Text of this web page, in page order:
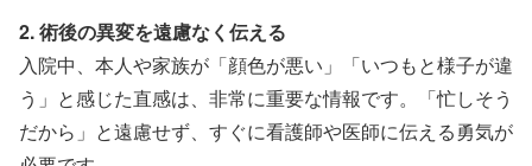
2. 術後の異変を遠慮なく伝える
入院中、本人や家族が「顔色が悪い」「いつもと様子が違
う」と感じた直感は、非常に重要な情報です。「忙しそう
だから」と遠慮せず、すぐに看護師や医師に伝える勇気が